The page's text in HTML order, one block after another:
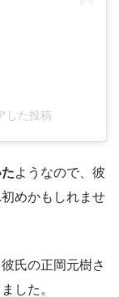
した投稿
ようなので、彼
めかもしれませ
氏の正岡元樹さ
した。